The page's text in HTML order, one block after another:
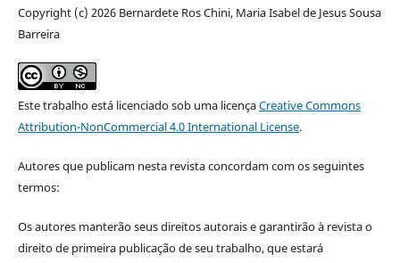
Copyright (c) 2026 Bernardete Ros Chini, Maria Isabel de Jesus Sousa
Barreira
Este trabalho está licenciado sob uma licençaCreative Commons
Attribution-NonCommercial 4.0 International License.
Autores que publicam nesta revista concordam com os seguintes
termos:
Os autores manterão seus direitos autorais e garantirão à revista o
direito de primeira publicação de seu trabalho, que estará